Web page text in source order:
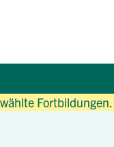
Fortbildungen.